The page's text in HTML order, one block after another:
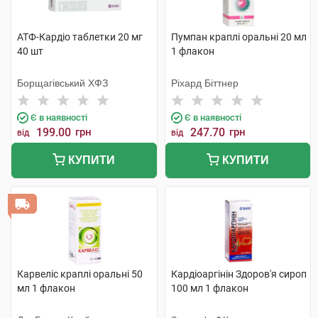
АТФ-Кардіо таблетки 20 мг
40 шт
Борщагівський ХФЗ
Є в наявності
від 199.00 грн
КУПИТИ
Пумпан краплі оральні 20 мл
1 флакон
Ріхард Біттнер
Є в наявності
від 247.70 грн
КУПИТИ
Карвеліс краплі оральні 50
мл 1 флакон
Кардіоаргінін Здоров'я сироп
100 мл 1 флакон